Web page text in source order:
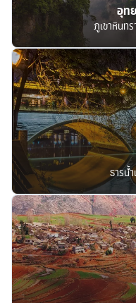
อุท
ภูเขาหินท
ธารน้